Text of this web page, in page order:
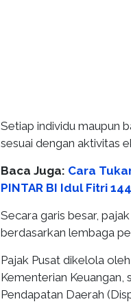
Setiap individu maupun
sesuai dengan aktivitas
Baca Juga: Cara
PINTAR BI Idul Fitri
Secara garis besar,
berdasarkan lembaga
Pajak Pusat dikelola
Kementerian Keuangan,
Pendapatan Daerah